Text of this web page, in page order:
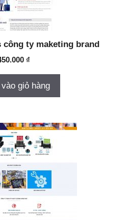
công ty maketing brand
₫
giỏ hàng